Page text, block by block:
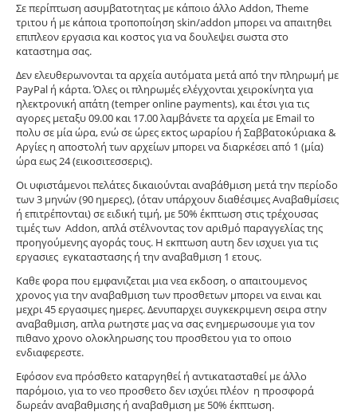
Σε περίπτωση ασυμβατοτητας με κάποιο άλλο Addon, Theme
τριτου ή με κάποια τροποπoίηση skin/addon μπορει να απαιτηθει
επιπλεον εργασια και κοστος για να δουλεψει σωστα στο
καταστημα σας.
Δεν ελευθερωνονται τα αρχεία αυτόματα μετά από την πληρωμή με
PayPal ή κάρτα. Όλες οι πληρωμές ελέγχονται χειροκίνητα για
ηλεκτρονική απάτη (temper online payments), και έτσι για τις
αγορες μεταξυ 09.00 και 17.00 λαμβάνετε τα αρχεία με Email το
πολυ σε μία ώρα, ενώ σε ώρες εκτος ωραρίου ή Σαββατοκύριακα &
Αργίες η αποστολή των αρχείων μπορει να διαρκέσει από 1 (μία)
ώρα εως 24 (εικοσιτεσσερις).
Οι υφιστάμενοι πελάτες δικαιούνται αναβάθμιση μετά την περίοδο
των 3 μηνών (90 ημερες), (όταν υπάρχουν διαθέσιμες Αναβαθμίσεις
ή επιτρέπονται) σε ειδική τιμή, με 50% έκπτωση στις τρέχουσας
τιμές των Addon, απλά στέλνοντας τον αριθμό παραγγελίας της
προηγούμενης αγοράς τους. H εκπτωση αυτη δεν ισχυει για τις
εργασιες εγκαταστασης ή την αναβαθμιση 1 ετους.
Καθε φορα που εμφανιζεται μια νεα εκδοση, ο απαιτουμενος
χρονος για την αναβαθμιση των προσθετων μπορει να ειναι και
μεχρι 45 εργασιμες ημερες. Δενυπαρχει συγκεκριμενη σειρα στην
αναβαθμιση, απλα ρωτηστε μας να σας ενημερωσουμε για τον
πιθανο χρονο ολοκληρωσης του προσθετου για το οποιο
ενδιαφερεστε.
Εφόσον ενα πρόσθετο καταργηθεί ή αντικατασταθεί με άλλο
παρόμοιο, για το νεο προσθετο δεν ισχύει πλέον η προσφορά
δωρεάν αναβαθμισης ή αναβαθμιση με 50% έκπτωση.